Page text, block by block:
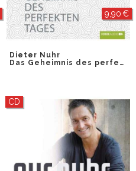
9,90 €
Dieter Nuhr
Das Geheimnis des perfekten Tages
CD